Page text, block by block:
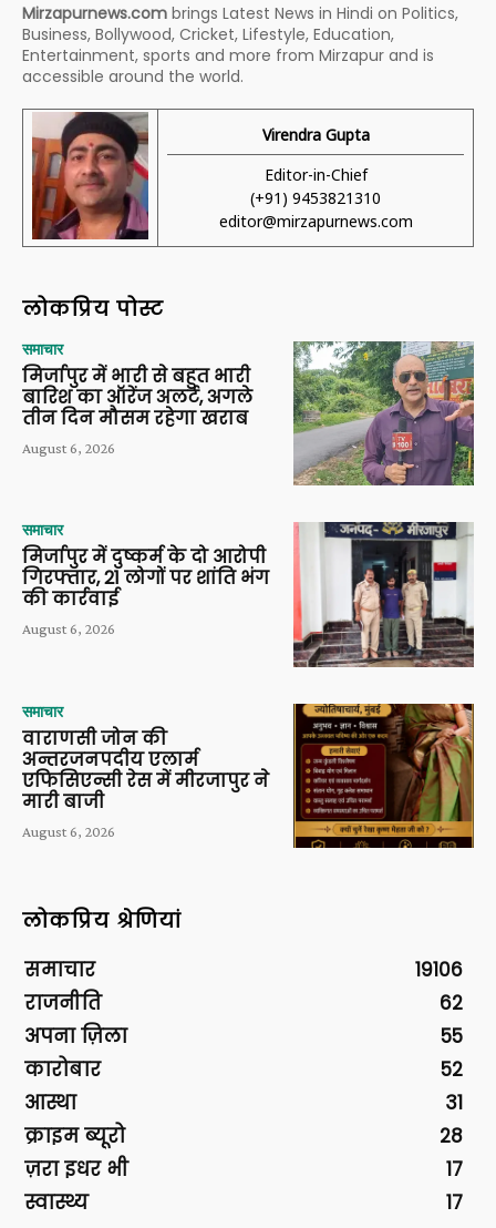
Mirzapurnews.com brings Latest News in Hindi on Politics,
Business, Bollywood, Cricket, Lifestyle, Education,
Entertainment, sports and more from Mirzapur and is
accessible around the world.
Virendra Gupta
Editor-in-Chief
(+91) 9453821310
editor@mirzapurnews.com
लोकप्रिय पोस्ट
समाचार
मिर्जापुर में भारी से बहुत भारी
बारिश का ऑरेंज अलर्ट, अगले
तीन दिन मौसम रहेगा खराब
August 6, 2026
समाचार
मिर्जापुर में दुष्कर्म के दो आरोपी
गिरफ्तार, 21 लोगों पर शांति भंग
की कार्रवाई
August 6, 2026
समाचार
वाराणसी जोन की
अन्तरजनपदीय एलार्म
एफिसिएन्सी रेस में मीरजापुर ने
मारी बाजी
August 6, 2026
लोकप्रिय श्रेणियां
समाचार
19106
राजनीति
62
अपना ज़िला
55
कारोबार
52
आस्था
31
क्राइम ब्यूरो
28
ज़रा इधर भी
17
स्वास्थ्य
17